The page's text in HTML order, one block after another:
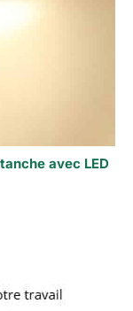
avec LED